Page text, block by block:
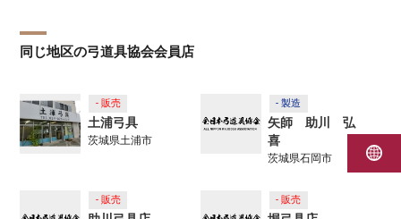
同じ地区の弓道具協会会員店
- 販売
土浦弓具
茨城県土浦市
- 製造
矢師 助川 弘
喜
茨城県石岡市
- 販売 - 販売